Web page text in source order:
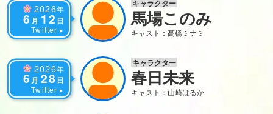
2026年
6 月 12 日
Twitter
キャラクター
馬場このみ
キャスト：髙橋ミナミ
2026年
6 月 28 日
Twitter
キャラクター
春日未来
キャスト：山崎はるか